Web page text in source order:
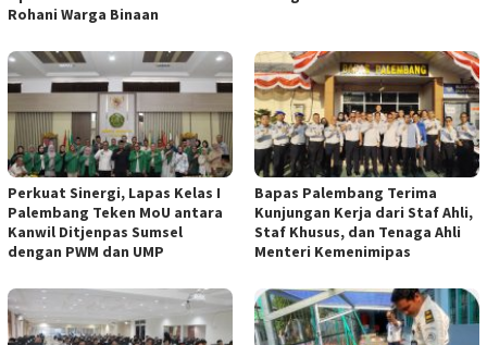
Rohani Warga Binaan
Perkuat Sinergi, Lapas Kelas I
Palembang Teken MoU antara
Kanwil Ditjenpas Sumsel
dengan PWM dan UMP
Bapas Palembang Terima
Kunjungan Kerja dari Staf Ahli,
Staf Khusus, dan Tenaga Ahli
Menteri Kemenimipas